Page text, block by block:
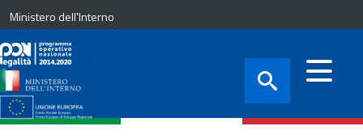
Ministero dell'Interno